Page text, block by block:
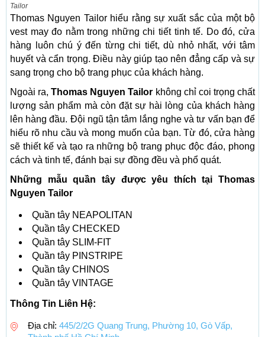
Tailor
Thomas Nguyen Tailor hiểu rằng sự xuất sắc của một bộ
vest may đo nằm trong những chi tiết tinh tế. Do đó, cửa
hàng luôn chú ý đến từng chi tiết, dù nhỏ nhất, với tâm
huyết và cẩn trọng. Điều này giúp tạo nên đẳng cấp và sự
sang trọng cho bộ trang phục của khách hàng.
Ngoài ra,Thomas Nguyen Tailor không chỉ coi trọng chất
lượng sản phẩm mà còn đặt sự hài lòng của khách hàng
lên hàng đầu. Đội ngũ tận tâm lắng nghe và tư vấn bạn để
hiểu rõ nhu cầu và mong muốn của bạn. Từ đó, cửa hàng
sẽ thiết kế và tạo ra những bộ trang phục độc đáo, phong
cách và tinh tế, đánh bại sự đồng đều và phổ quát.
Những mẫu quần tây được yêu thích tại Thomas
Nguyen Tailor
Quần tây NEAPOLITAN
Quần tây CHECKED
Quần tây SLIM-FIT
Quần tây PINSTRIPE
Quần tây CHINOS
Quần tây VINTAGE
Thông Tin Liên Hệ:
Địa chỉ: 445/2/2G Quang Trung, Phường 10, Gò Vấp,